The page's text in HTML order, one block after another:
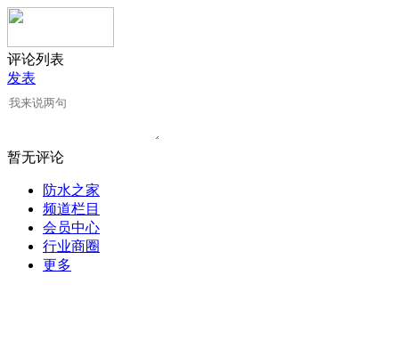
评论列表
发表
暂无评论
防水之家
频道栏目
会员中心
行业商圈
更多